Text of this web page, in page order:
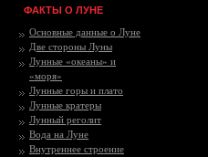
ФАКТЫ О ЛУНЕ
Основные данные о Луне
Две стороны Луны
Лунные «океаны» и
«моря»
Лунные горы и плато
Лунные кратеры
Лунный реголит
Вода на Луне
Внутреннее строение